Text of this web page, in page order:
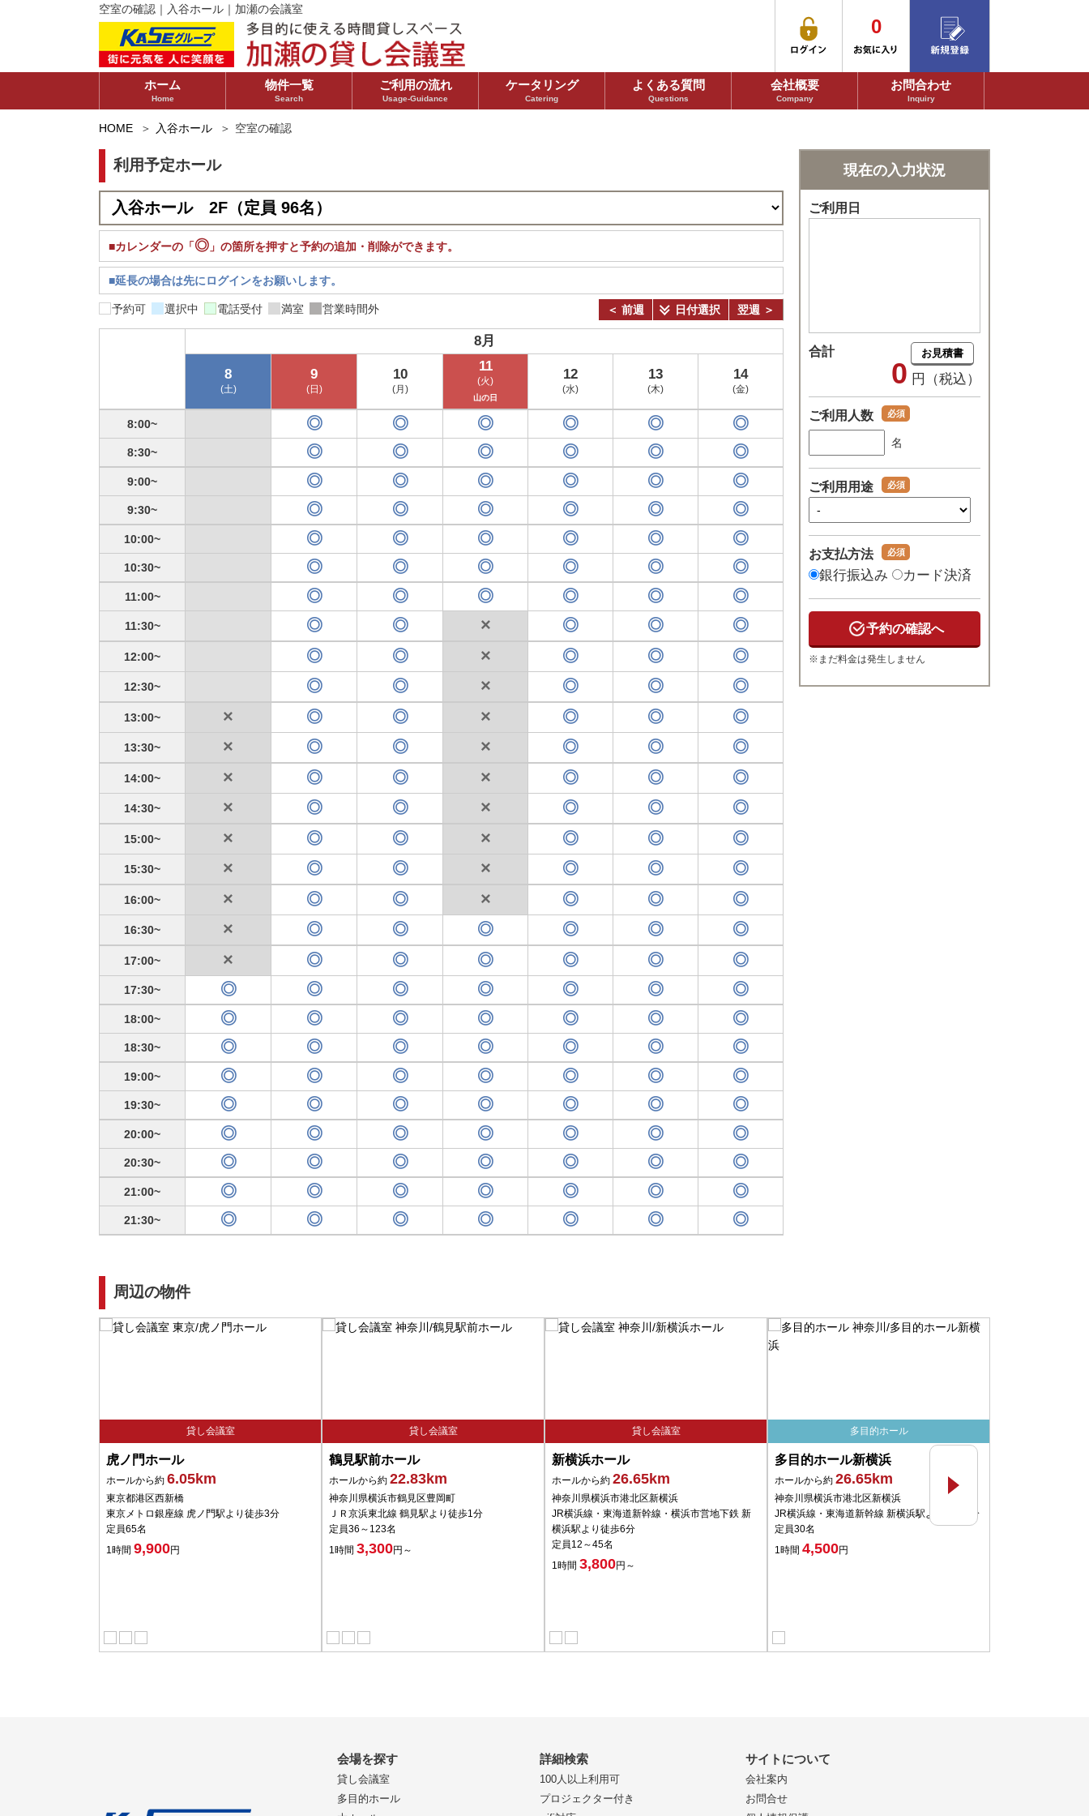
空室の確認｜入谷ホール｜加瀬の会議室
0
ホーム
Home
物件一覧
Search
東京都
神奈川県
千葉県
ご利用の流れ
Usage-Guidance
ケータリング
Catering
よくある質問
Questions
会社概要
Company
お問合わせ
Inquiry
HOME 入谷ホール 空室の確認
利用予定ホール
■カレンダーの「◎ 」の箇所を押すと予約の追加・削除ができます。
■延長の場合は先にログインをお願いします。
翌週 ＞
日付選択
＜ 前週
予約可 選択中 電話受付 満室 営業時間外
8月
8
(土)
9
(日)
10
(月)
11
(火)
山の日
12
(水)
13
(木)
14
(金)
8:00
8:30
9:00
9:30
10:00
10:30
11:00
11:30
12:00
12:30
13:00
13:30
14:00
14:30
15:00
15:30
16:00
16:30
17:00
17:30
18:00
18:30
19:00
19:30
20:00
20:30
21:00
21:30
現在の入力状況
ご利用日
合計
0 円（税込）
ご利用人数
名
ご利用用途
お支払方法
銀行振込み カード決済
※まだ料金は発生しません
お見積書
周辺の物件
貸し会議室
虎ノ門ホール
ホールから約 6.05km
東京都港区西新橋
東京メトロ銀座線 虎ノ門駅より徒歩3分
定員65名
1時間 9,900円
貸し会議室
鶴見駅前ホール
ホールから約 22.83km
神奈川県横浜市鶴見区豊岡町
ＪＲ京浜東北線 鶴見駅より徒歩1分
定員36～123名
1時間 3,300円～
貸し会議室
新横浜ホール
ホールから約 26.65km
神奈川県横浜市港北区新横浜
JR横浜線・東海道新幹線・横浜市営地下鉄 新
横浜駅より徒歩6分
定員12～45名
1時間 3,800円～
多目的ホール
多目的ホール新横浜
ホールから約 26.65km
神奈川県横浜市港北区新横浜
JR横浜線・東海道新幹線 新横浜駅より徒歩6分
定員30名
1時間 4,500円
会場を探す
貸し会議室
多目的ホール
詳細検索
100人以上利用可
プロジェクター付き
サイトについて
会社案内
お問合せ